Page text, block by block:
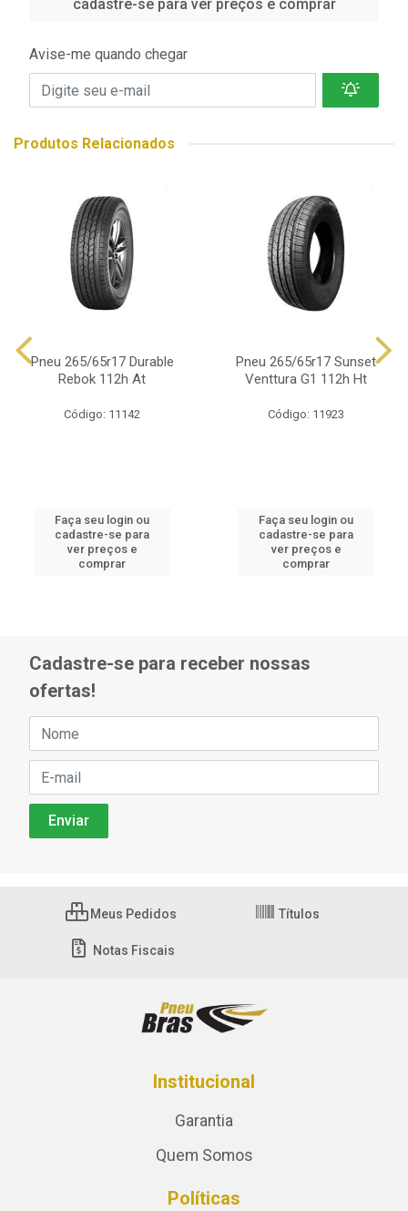
cadastre-se para ver preços e comprar
Avise-me quando chegar
Produtos Relacionados
Pneu 265/65r17 Durable
Rebok 112h At
Código: 11142
Faça seu login ou
cadastre-se para
ver preços e
comprar
Pneu 265/65r17 Sunset
Venttura G1 112h Ht
Código: 11923
Faça seu login ou
cadastre-se para
ver preços e
comprar
Cadastre-se para receber nossas
ofertas!
Meus Pedidos Títulos
Notas Fiscais
Institucional
Garantia
Quem Somos
Políticas